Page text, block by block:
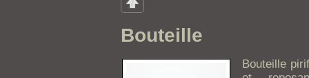
Bouteille
Bouteille